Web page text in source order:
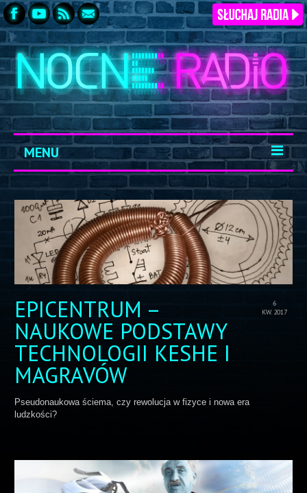
MENU
START
ARCHIWUM
KONTAKT
LOGOWANIE
6
KW. 2017
EPICENTRUM –
NAUKOWE PODSTAWY
TECHNOLOGII KESHE I
MAGRAVÓW
Pseudonaukowa ściema, czy rewolucja w fizyce i nowa era
ludzkości?